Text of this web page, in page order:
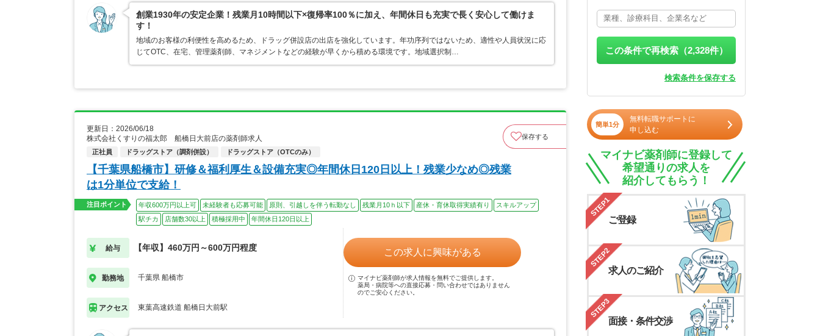
創業1930年の安定企業！残業月10時間以下×復帰率100％に加え、年間休日も充実で長く安心して働けま
す！
地域のお客様の利便性を高めるため、ドラッグ併設店の出店を強化しています。年功序列ではないため、適性や人員状況に応
じてOTC、在宅、管理薬剤師、マネジメントなどの経験が早くから積める環境です。地域選択制…
更新日：2026/06/18
株式会社くすりの福太郎 船橋日大前店の薬剤師求人
正社員 ドラッグストア（調剤併設） ドラッグストア（OTCのみ）
保存する
【千葉県船橋市】研修＆福利厚生＆設備充実◎年間休日120日以上！残業少なめ◎残業
は1分単位で支給！
注目ポイント 年収600万円以上可 未経験者も応募可能 原則、引越しを伴う転勤なし 残業月10ｈ以下 産休・育休取得実績有り
スキルアップ
駅チカ
店舗数30以上 積極採用中 年間休日120日以上
給与 【年収】460万円～600万円程度
勤務地 千葉県 船橋市
アクセス 東葉高速鉄道 船橋日大前駅
この求人に興味がある
マイナビ薬剤師が求人情報を無料でご提供します。
薬局・病院等への直接応募・問い合わせではありません
のでご安心ください。
この条件で再検索（2,328件）
検索条件を保存する
簡単1分
無料転職サポートに
申し込む
マイナビ薬剤師に登録して
希望通りの求人を
紹介してもらう！
STEP1
ご登録
STEP2
求人のご紹介
STEP3
面接・条件交渉